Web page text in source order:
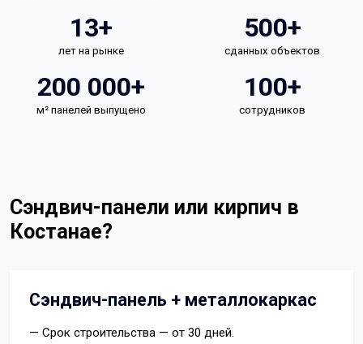
13+
лет на рынке
500+
сданных объектов
200 000+
м² панелей выпущено
100+
сотрудников
Сэндвич-панели или кирпич в
Костанае?
Сэндвич-панель + металлокаркас
— Срок строительства — от 30 дней.